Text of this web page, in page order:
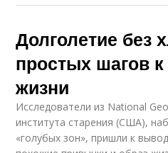
Долголетие без
простых шагов
жизни
Исследователи из National
института старения (США),
«голубых зон», пришли к